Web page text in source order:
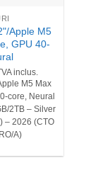
Apple M5
GPU 40-
inclus.
M5 Max
core, Neural
2TB – Silver
– 2026 (CTO
A)